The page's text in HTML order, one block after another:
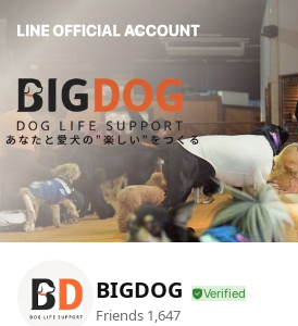
BIGDOG
Friends 1,647